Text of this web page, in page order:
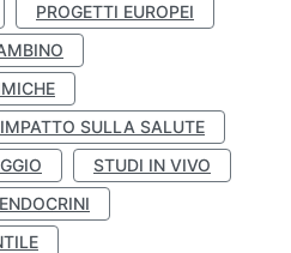
PROGETTI EUROPEI
SULLA SALUTE
STUDI IN VIVO